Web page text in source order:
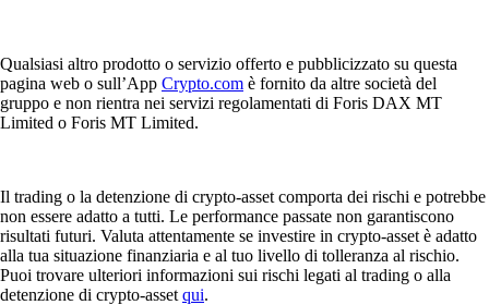
Qualsiasi altro prodotto o servizio offerto e pubblicizzato su questa
pagina web o sull’App Crypto.com è fornito da altre società del
gruppo e non rientra nei servizi regolamentati di Foris DAX MT
Limited o Foris MT Limited.
Il trading o la detenzione di crypto-asset comporta dei rischi e potrebbe
non essere adatto a tutti. Le performance passate non garantiscono
risultati futuri. Valuta attentamente se investire in crypto-asset è adatto
alla tua situazione finanziaria e al tuo livello di tolleranza al rischio.
Puoi trovare ulteriori informazioni sui rischi legati al trading o alla
detenzione di crypto-asset qui.